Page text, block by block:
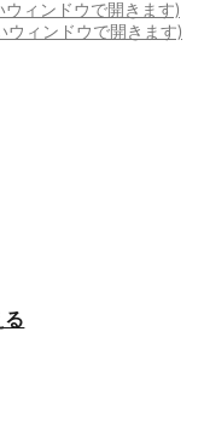
ィンドウで開きます)
ウィンドウで開きます)
る